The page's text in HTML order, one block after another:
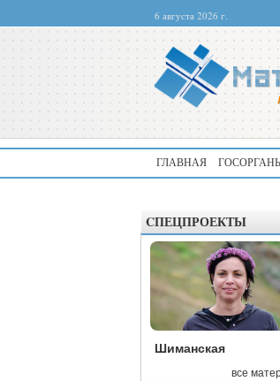
6 августа 2026 г.
ГЛАВНАЯ
CПЕЦПРОЕКТЫ
Шиманская
все